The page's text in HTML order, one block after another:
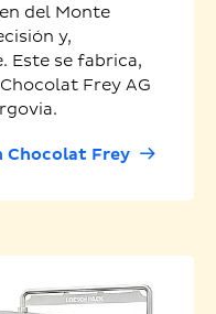
del Monte
y,
Este se fabrica,
Frey AG
Chocolat Frey